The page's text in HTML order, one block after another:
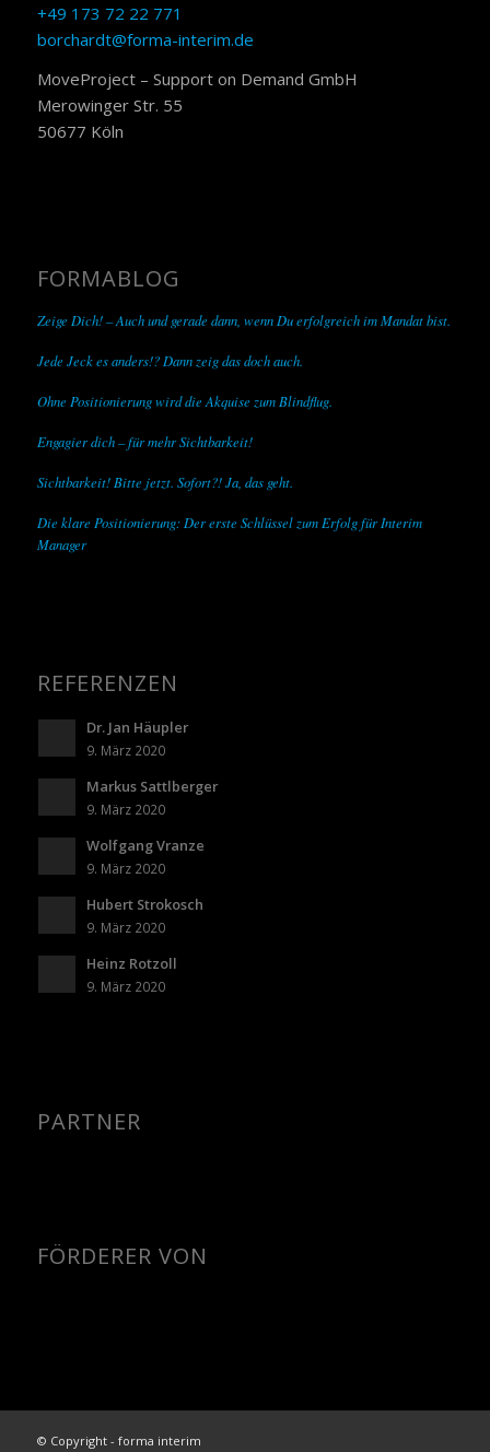
+49 173 72 22 771
borchardt@forma-interim.de
MoveProject – Support on Demand GmbH
Merowinger Str. 55
50677 Köln
FORMABLOG
Zeige Dich! – Auch und gerade dann, wenn Du erfolgreich im Mandat bist.
Jede Jeck es anders!? Dann zeig das doch auch.
Ohne Positionierung wird die Akquise zum Blindflug.
Engagier dich – für mehr Sichtbarkeit!
Sichtbarkeit! Bitte jetzt. Sofort?! Ja, das geht.
Die klare Positionierung: Der erste Schlüssel zum Erfolg für Interim
Manager
REFERENZEN
Dr. Jan Häupler
9. März 2020
Markus Sattlberger
9. März 2020
Wolfgang Vranze
9. März 2020
Hubert Strokosch
9. März 2020
Heinz Rotzoll
9. März 2020
PARTNER
FÖRDERER VON
© Copyright - forma interim